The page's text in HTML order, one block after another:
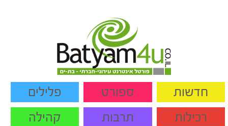
חדשות ספורט
פלילים
רכילות
תרבות
קהילה